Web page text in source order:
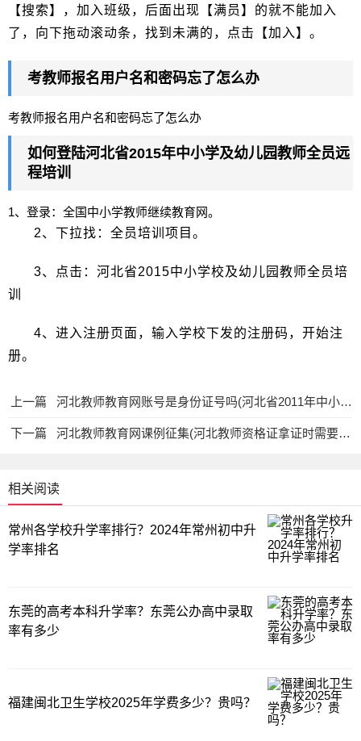
【搜索】，加入班级，后面出现【满员】的就不能加入
了，向下拖动滚动条，找到未满的，点击【加入】。
考教师报名用户名和密码忘了怎么办
考教师报名用户名和密码忘了怎么办
如何登陆河北省2015年中小学及幼儿园教师全员远
程培训
1、登录：全国中小学教师继续教育网。
2、下拉找：全员培训项目。
3、点击：河北省2015中小学校及幼儿园教师全员培
训
4、进入注册页面，输入学校下发的注册码，开始注
册。
上一篇 河北教师教育网账号是身份证号吗(河北省2011年中小学教师素质提高全员远程培训账号忘了怎么办)教育资讯网-教育行业资讯百科大全
下一篇 河北教师教育网课例征集(河北教师资格证拿证时需要带什么材料)教育资讯网-教育行业资讯百科大全
相关阅读
常州各学校升学率排行？2024年常州初中升
学率排名
东莞的高考本科升学率？东莞公办高中录取
率有多少
福建闽北卫生学校2025年学费多少？贵吗？